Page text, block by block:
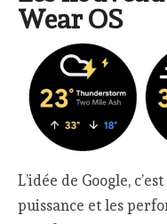
Wear OS
L’idée de Google,
puissance et les